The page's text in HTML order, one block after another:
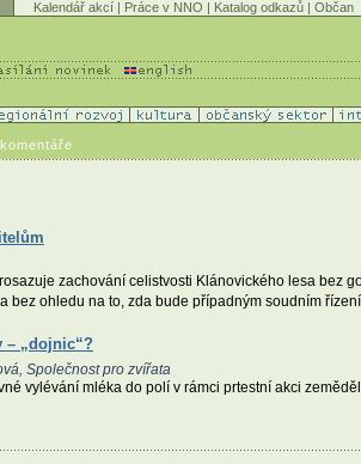
Kalendář akcí | Práce v NNO | Katalog odkazů | Občan
zachování celistvosti Klánovického lesa bez
bez ohledu na to, zda bude případným soudním
– „dojnic“?
Společnost pro zvířata
vylévání mléka do polí v rámci prtestní akci